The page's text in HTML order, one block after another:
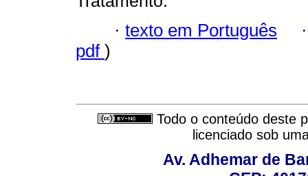
· texto em Português
pdf )
Todo o conteúdo deste
licenciado sob
Av. Adhemar de